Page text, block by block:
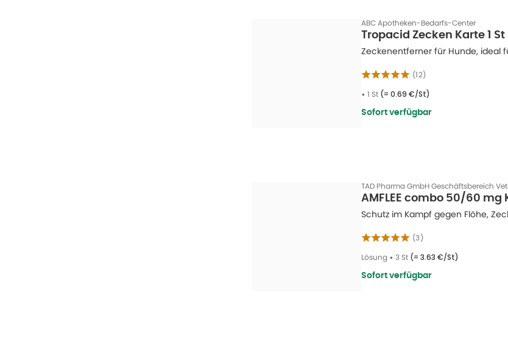
ABC Apotheken-Bedarfs-Center
Tropacid Zecken Karte 1 St
Zeckenentferner für Hunde, ideal
(12)
• 1 St (= 0.69 €/St)
Sofort verfügbar
TAD Pharma GmbH Geschäftsbereich
AMFLEE combo 50/60 mg
Schutz im Kampf gegen Flöhe,
(3)
Lösung • 3 St (= 3.63 €/St)
Sofort verfügbar